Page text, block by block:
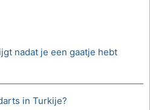
nadat je een gaatje hebt
in Turkije?